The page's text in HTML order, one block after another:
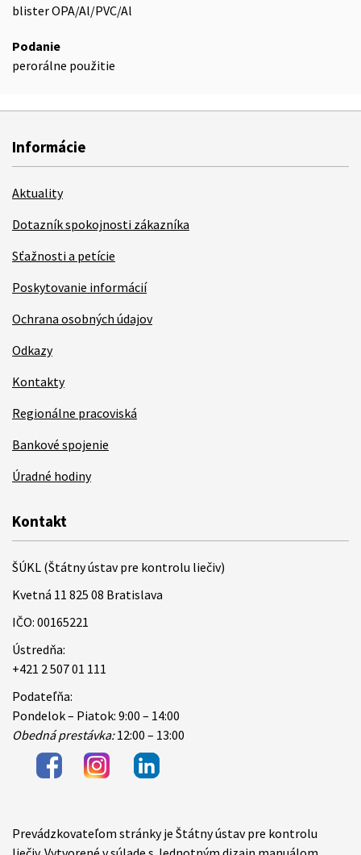
blister OPA/Al/PVC/Al
Podanie
perorálne použitie
Informácie
Aktuality
Dotazník spokojnosti zákazníka
Sťažnosti a petície
Poskytovanie informácií
Ochrana osobných údajov
Odkazy
Kontakty
Regionálne pracoviská
Bankové spojenie
Úradné hodiny
Kontakt
ŠÚKL (Štátny ústav pre kontrolu liečiv)
Kvetná 11 825 08 Bratislava
IČO: 00165221
Ústredňa:
+421 2 507 01 111
Podateľňa:
Pondelok – Piatok: 9:00 – 14:00
Obedná prestávka:12:00 – 13:00
Items
Prevádzkovateľom stránky je Štátny ústav pre kontrolu